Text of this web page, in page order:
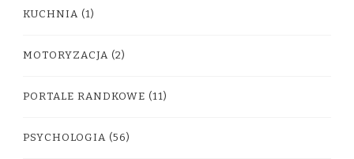
KUCHNIA (1)
MOTORYZACJA (2)
PORTALE RANDKOWE (11)
PSYCHOLOGIA (56)